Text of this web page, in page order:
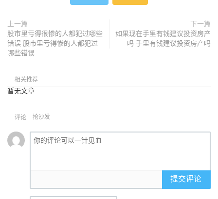
上一篇
股市里亏得很惨的人都犯过哪些
错误 股市里亏得惨的人都犯过
哪些错误
下一篇
如果现在手里有钱建议投资房产
吗 手里有钱建议投资房产吗
相关推荐
暂无文章
评论 抢沙发
提交评论